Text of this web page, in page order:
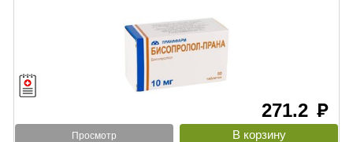
271.2 руб
Просмотр